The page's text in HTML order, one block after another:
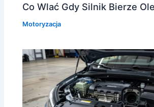
Co Wlać Gdy Silnik Bierze
Motoryzacja